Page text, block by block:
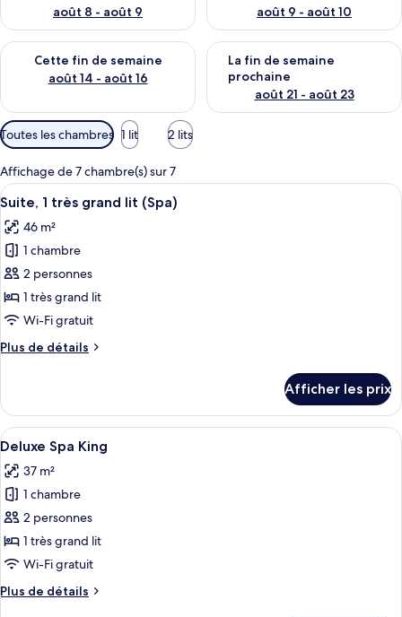
août 8 - août 9
août 9 - août 10
Cette fin de semaine
août 14 - août 16
Vérifier la disponibilité pour cette fin de semaine août 14 -
La fin de semaine
prochaine
août 21 - août 23
Vérifier la disponibilité pour
Filtres
disponibles
pour
les
chambres
Toutes les chambres 1 lit 2 lits
Affichage de 7 chambre(s) sur 7
Afficher
toutes
les
photos
pour
ce
type
chambre :
très
grand
lit
(Spa)
Une chambre d’hôtel comprenant
7
Suite, 1 très grand lit (Spa)
46 m²
1 chambre
2 personnes
1 très grand lit
Wi-Fi gratuit
Plus de détails
Plus
Suite,
très
lit
(Spa)
Afficher les prix
Afficher
toutes
les
photos
pour
ce
type
chambre :
Une chambre d’hôtel avec un lit,
6
Deluxe Spa King
37 m²
1 chambre
2 personnes
1 très grand lit
Wi-Fi gratuit
Plus de détails
Plus